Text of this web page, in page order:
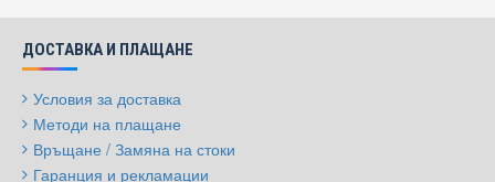
ДОСТАВКА И ПЛАЩАНЕ
Условия за доставка
Методи на плащане
Връщане / Замяна на стоки
Гаранция и рекламации